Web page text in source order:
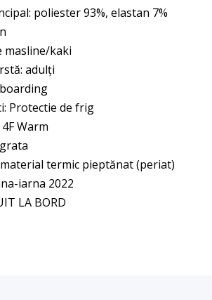
poliester 93%, elastan 7%
masline/kaki
adulți
Protectie de frig
Warm
termic pieptănat (periat)
iarna 2022
LA BORD